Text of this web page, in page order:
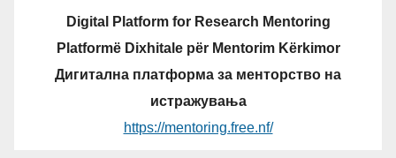
Digital Platform for Research Mentoring
Platformë Dixhitale për Mentorim Kërkimor
Дигитална платформа за менторство на
истражувања
https://mentoring.free.nf/